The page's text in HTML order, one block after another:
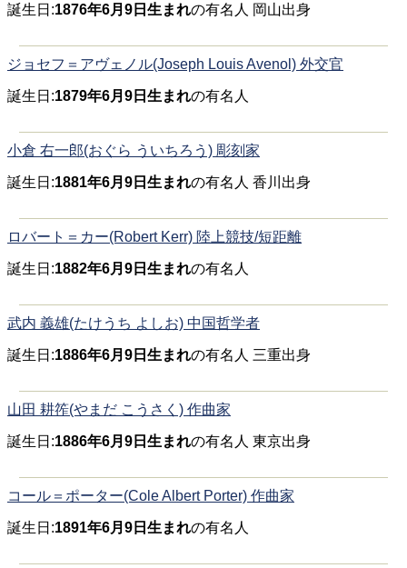
誕生日:1876年6月9日生まれの有名人 岡山出身
ジョセフ＝アヴェノル(Joseph Louis Avenol) 外交官
誕生日:1879年6月9日生まれの有名人
小倉 右一郎(おぐら ういちろう) 彫刻家
誕生日:1881年6月9日生まれの有名人 香川出身
ロバート＝カー(Robert Kerr) 陸上競技/短距離
誕生日:1882年6月9日生まれの有名人
武内 義雄(たけうち よしお) 中国哲学者
誕生日:1886年6月9日生まれの有名人 三重出身
山田 耕筰(やまだ こうさく) 作曲家
誕生日:1886年6月9日生まれの有名人 東京出身
コール＝ポーター(Cole Albert Porter) 作曲家
誕生日:1891年6月9日生まれの有名人